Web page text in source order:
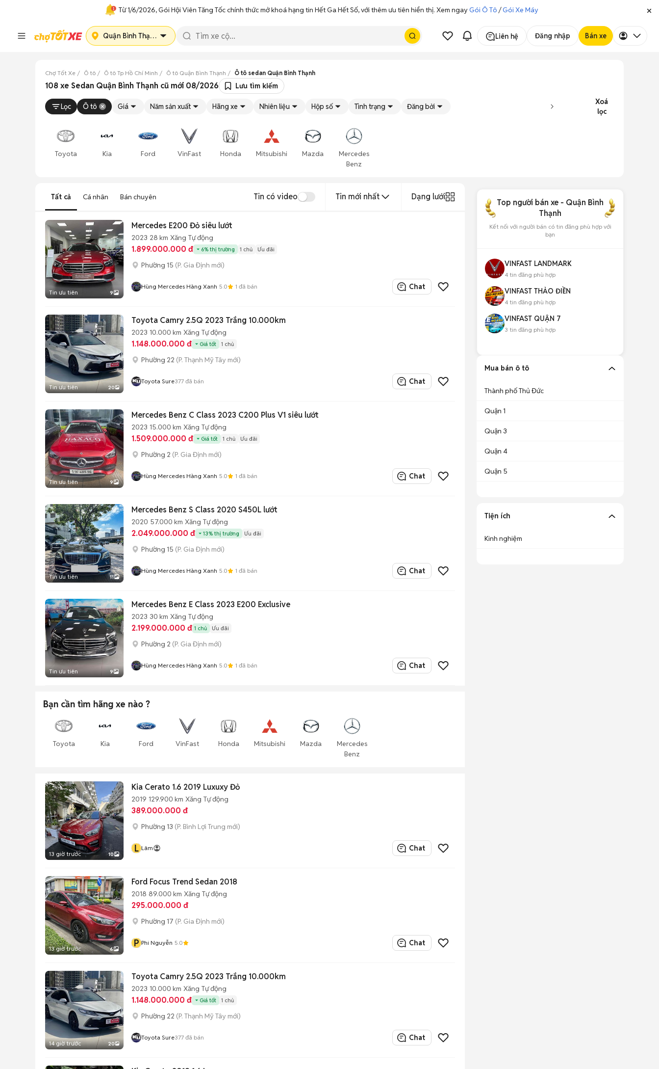
Từ 1/6/2026, Gói Hội Viên Tăng Tốc chính thức mở khoá hạng tin Hết Ga Hết Số, với thêm ưu tiên hiển thị. Xem ngayGói Ô Tô /Gói Xe Máy
Quận Bình Thạnh Liên hệ Đăng nhập Bán xe
Chợ Tốt Xe Ô tô Ô tô Tp Hồ Chí Minh Ô tô Quận Bình Thạnh Ô tô sedan Quận Bình Thạnh
108 xe Sedan Quận Bình Thạnh cũ mới 08/2026 Lưu tìm kiếm
Lọc Ô tô Giá Năm sản xuất Hãng xe Nhiên liệu Hộp số Tình trạng Đăng bởi
Xoá
lọc
Toyota Kia Ford VinFast Honda Mitsubishi Mazda
Mercedes
Benz
Tất cả Cá nhân Bán chuyên Tin có video Tin mới nhất Dạng lưới
Tin ưu tiên 9
Mercedes E200 Đỏ siêu lướt
2023 28 km Xăng Tự động
1.899.000.000 đ 6% thị trường 1 chủ Ưu đãi
Phường 15 (P. Gia Định mới)
Hùng Mercedes Hàng Xanh 5.0 1 đã bán Chat
Tin ưu tiên 20
Toyota Camry 2.5Q 2023 Trắng 10.000km
2023 10.000 km Xăng Tự động
1.148.000.000 đ Giá tốt 1 chủ
Phường 22 (P. Thạnh Mỹ Tây mới)
Toyota Sure377 đã bán Chat
Tin ưu tiên 9
Mercedes Benz C Class 2023 C200 Plus V1 siêu lướt
2023 15.000 km Xăng Tự động
1.509.000.000 đ Giá tốt 1 chủ Ưu đãi
Phường 2 (P. Gia Định mới)
Hùng Mercedes Hàng Xanh 5.0 1 đã bán Chat
Tin ưu tiên 11
Mercedes Benz S Class 2020 S450L lướt
2020 57.000 km Xăng Tự động
2.049.000.000 đ 13% thị trường Ưu đãi
Phường 15 (P. Gia Định mới)
Hùng Mercedes Hàng Xanh 5.0 1 đã bán Chat
Tin ưu tiên 9
Mercedes Benz E Class 2023 E200 Exclusive
2023 30 km Xăng Tự động
2.199.000.000 đ 1 chủ Ưu đãi
Phường 2 (P. Gia Định mới)
Hùng Mercedes Hàng Xanh 5.0 1 đã bán Chat
Bạn cần tìm hãng xe nào ?
Toyota Kia Ford VinFast Honda Mitsubishi Mazda
Mercedes
Benz
13 giờ trước 10
Kia Cerato 1.6 2019 Luxuxy Đỏ
2019 129.900 km Xăng Tự động
389.000.000 đ
Phường 13 (P. Bình Lợi Trung mới)
L Lâm Chat
13 giờ trước 6
Ford Focus Trend Sedan 2018
2018 89.000 km Xăng Tự động
295.000.000 đ
Phường 17 (P. Gia Định mới)
P Phi Nguyễn 5.0 Chat
14 giờ trước 20
Toyota Camry 2.5Q 2023 Trắng 10.000km
2023 10.000 km Xăng Tự động
1.148.000.000 đ Giá tốt 1 chủ
Phường 22 (P. Thạnh Mỹ Tây mới)
Toyota Sure377 đã bán Chat
Top người bán xe - Quận Bình
Thạnh
Kết nối với người bán có tin đăng phù hợp với
bạn
VINFAST LANDMARK
4 tin đăng phù hợp
VINFAST THẢO ĐIỀN
4 tin đăng phù hợp
VINFAST QUẬN 7
3 tin đăng phù hợp
Mua bán ô tô
Thành phố Thủ Đức
Quận 1
Quận 3
Quận 4
Quận 5
Tiện ích
Kinh nghiệm